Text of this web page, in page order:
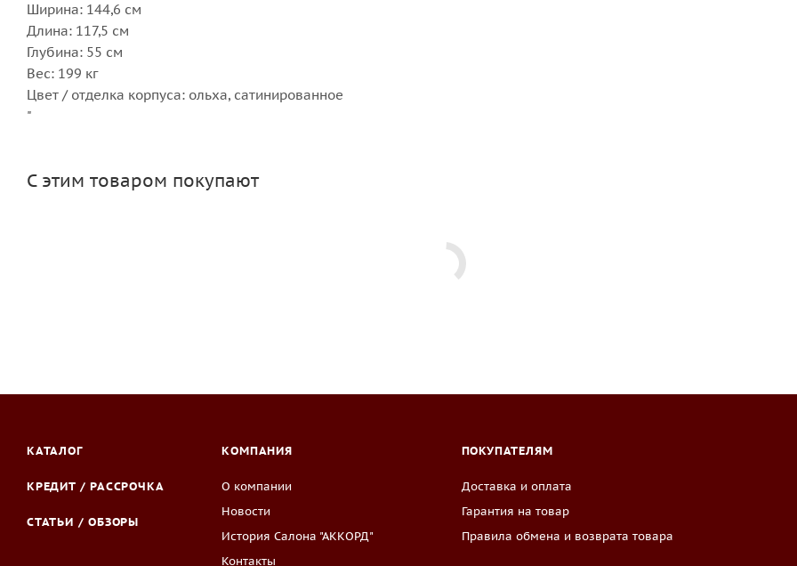
Ширина: 144,6 см
Длина: 117,5 см
Глубина: 55 см
Вес: 199 кг
Цвет / отделка корпуса: ольха, сатинированное
"
С этим товаром покупают
КАТАЛОГ
КРЕДИТ / РАССРОЧКА
СТАТЬИ / ОБЗОРЫ
КОМПАНИЯ
О компании
Новости
История Салона "АККОРД"
Контакты
ПОКУПАТЕЛЯМ
Доставка и оплата
Гарантия на товар
Правила обмена и возврата товара